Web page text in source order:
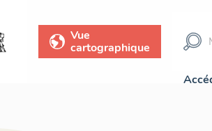
Vue
cartographique